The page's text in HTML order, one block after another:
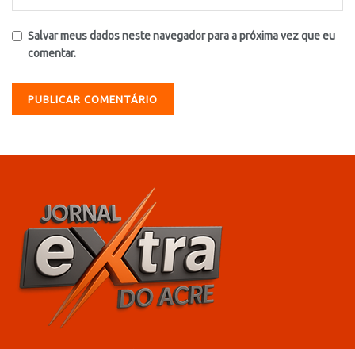
Salvar meus dados neste navegador para a próxima vez que eu
comentar.